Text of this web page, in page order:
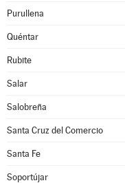
Purullena
Quéntar
Rubite
Salar
Salobreña
Santa Cruz del Comercio
Santa Fe
Soportújar